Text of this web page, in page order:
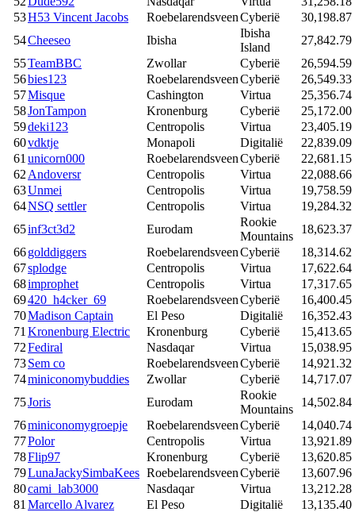
53H53 Vincent Jacobs RoebelarendsveenCyberië
30,198.87
54Cheeseo Ibisha
Ibisha
Island
27,842.79
55TeamBBC Zwollar Cyberië
26,594.59
56bies123 RoebelarendsveenCyberië
26,549.33
57Misque Cashington Virtua
25,356.74
58JonTampon Kronenburg Cyberië
25,172.00
59deki123 Centropolis Virtua
23,405.19
60vdktje Monapoli Digitalië
22,839.09
61 unicorn000 RoebelarendsveenCyberië
22,681.15
62 Andoversr Centropolis Virtua
22,088.66
63Unmei Centropolis Virtua
19,758.59
64NSQ settler Centropolis Virtua
19,284.32
65inf3ct3d2 Eurodam
Rookie
Mountains
18,623.37
66golddiggers RoebelarendsveenCyberië
18,314.62
67splodge Centropolis Virtua
17,622.64
68improphet Centropolis Virtua
17,317.65
69420_h4cker_69 RoebelarendsveenCyberië
16,400.45
70Madison Captain El Peso Digitalië
16,352.43
71 Kronenburg Electric Kronenburg Cyberië
15,413.65
72Fediral Nasdaqar Virtua
15,038.95
73Sem co RoebelarendsveenCyberië
14,921.32
74miniconomybuddies Zwollar Cyberië
14,717.07
75Joris Eurodam
Rookie
Mountains
14,502.84
76miniconomygroepje RoebelarendsveenCyberië
14,040.74
77Polor Centropolis Virtua
13,921.89
78Flip97 Kronenburg Cyberië
13,620.85
79LunaJackySimbaKees RoebelarendsveenCyberië
13,607.96
80cami_lab3000 Nasdaqar Virtua
13,212.28
81 Marcello Alvarez El Peso Digitalië
13,135.40